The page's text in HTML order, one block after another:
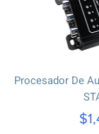
Procesador De